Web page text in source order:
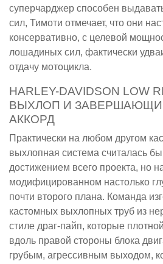
суперчарджер способен
сил, Тимоти отмечает, что они
консервативно, с целевой
лошадиных сил, фактически
отдачу мотоцикла.
HARLEY-DAVIDSON LOW
ВЫХЛОП И
АККОРД
Практически на любом другом
выхлопная система считалась
достижением всего проекта, но
модифицированном настолько
почти второго плана. Команда
кастомных выхлопных труб из
стиле драг-пайп, которые
вдоль правой стороны блока
грубым, агрессивным выходом,